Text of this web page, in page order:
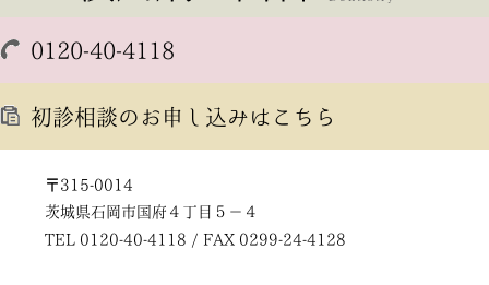
0120-40-4118
初診相談のお申し込みはこちら
〒315-0014
茨城県石岡市国府４丁目５－４
TEL 0120-40-4118 / FAX 0299-24-4128